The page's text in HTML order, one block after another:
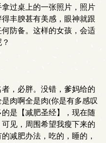
过桌上的一张照片，照片
得丰腴甚有美感，眼神就跟
防备。这样的女孩，会适
，必胖。没错，爹妈给的
肉啊全是肉(你是有多感叹
是【减肥圣经】，现在随
见，周围希望我瘦下来的
减肥办法，吃的，睡的，